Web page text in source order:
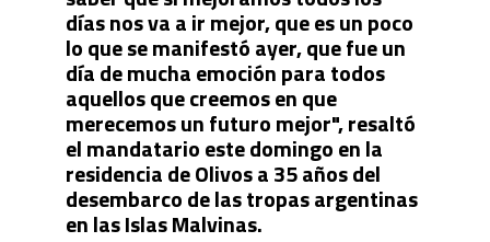
días nos va a ir mejor, que es un poco
lo que se manifestó ayer, que fue un
día de mucha emoción para todos
aquellos que creemos en que
merecemos un futuro mejor", resaltó
el mandatario este domingo en la
residencia de Olivos a 35 años del
desembarco de las tropas argentinas
en las Islas Malvinas.